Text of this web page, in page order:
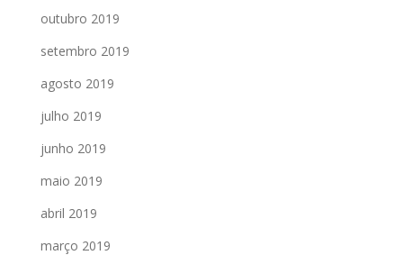
outubro 2019
setembro 2019
agosto 2019
julho 2019
junho 2019
maio 2019
abril 2019
março 2019